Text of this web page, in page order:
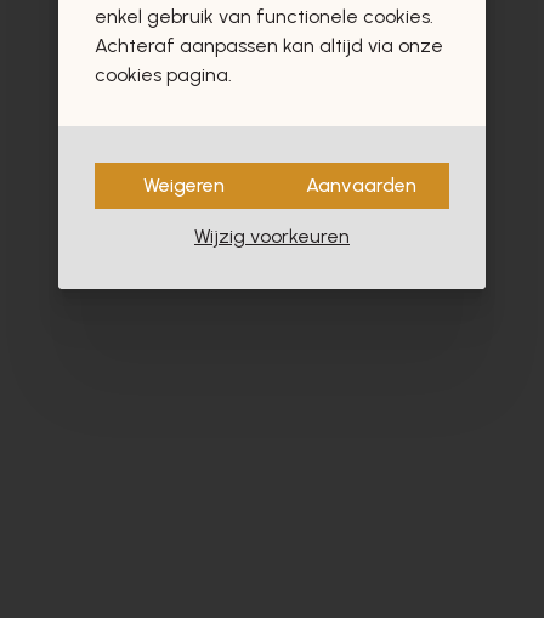
- 60%
enkel gebruik van functionele cookies.
Achteraf aanpassen kan altijd via onze
cookies pagina.
Weigeren Aanvaarden
Wijzig voorkeuren